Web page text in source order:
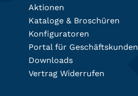
Aktionen
Kataloge & Broschüren
Konfiguratoren
Portal für Geschäftskunden
Downloads
Vertrag Widerrufen